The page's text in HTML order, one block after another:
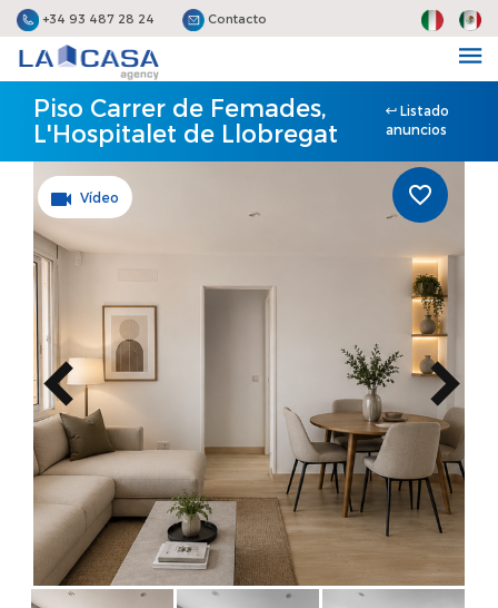
+34 93 487 28 24 Contacto
Piso Carrer de Femades,
L'Hospitalet de Llobregat
Listado
anuncios
Vídeo